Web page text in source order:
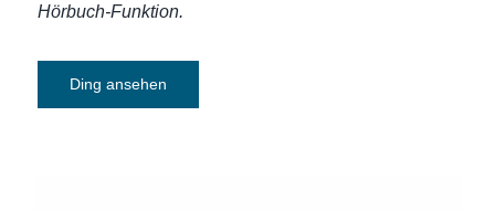
Hörbuch-Funktion.
Ding ansehen